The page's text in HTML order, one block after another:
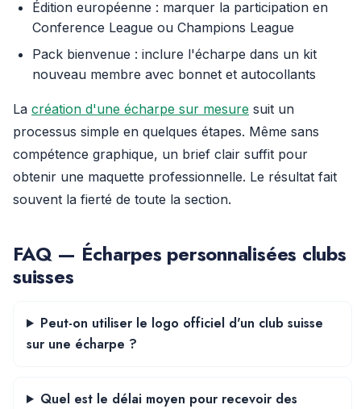
Édition européenne : marquer la participation en
Conference League ou Champions League
Pack bienvenue : inclure l'écharpe dans un kit
nouveau membre avec bonnet et autocollants
La création d'une écharpe sur mesure suit un
processus simple en quelques étapes. Même sans
compétence graphique, un brief clair suffit pour
obtenir une maquette professionnelle. Le résultat fait
souvent la fierté de toute la section.
FAQ — Écharpes personnalisées clubs
suisses
Peut-on utiliser le logo officiel d'un club suisse
sur une écharpe ?
Quel est le délai moyen pour recevoir des